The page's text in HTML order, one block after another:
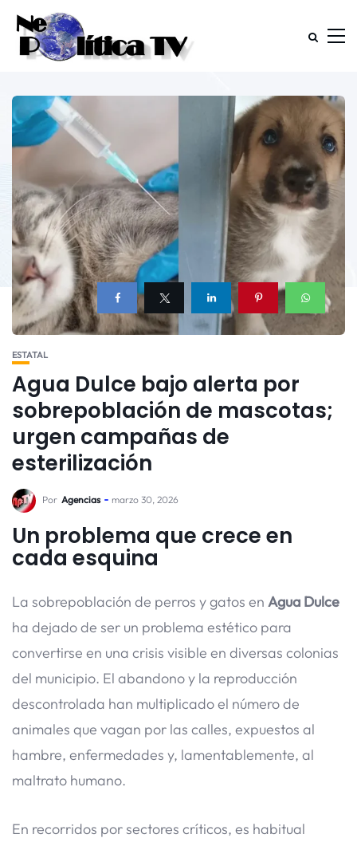
ESTATAL
Agua Dulce bajo alerta por
sobrepoblación de mascotas;
urgen campañas de
esterilización
Por Agencias marzo 30, 2026
Un problema que crece en
cada esquina
La sobrepoblación de perros y gatos en Agua Dulce
ha dejado de ser un problema estético para
convertirse en una crisis visible en diversas colonias
del municipio. El abandono y la reproducción
descontrolada han multiplicado el número de
animales que vagan por las calles, expuestos al
hambre, enfermedades y, lamentablemente, al
maltrato humano.
En recorridos por sectores críticos, es habitual